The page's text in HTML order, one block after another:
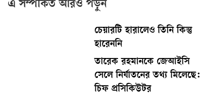
এ সম্পর্কিত আরও পড়ুন
চেয়ারটি হারালেও তিনি কিন্তু
হারেননি
তারেক রহমানকে জেআইসি
সেলে নির্যাতনের তথ্য মিলেছে:
চিফ প্রসিকিউটর